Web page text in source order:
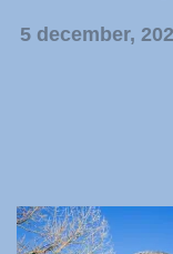
5 december,